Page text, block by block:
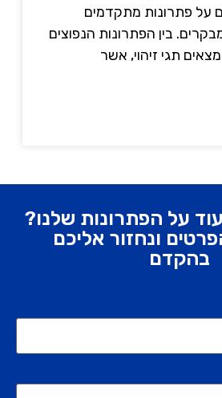
על פתרונות מתקדמים
בין הפתרונות הנפוצים
תגי זיהוי, אשר
על הפתרונות שלנו?
ונחזור אליכם
בהקדם